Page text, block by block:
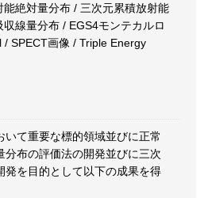
絶対量分布 / 三次元累積放射能
線量分布 / EGS4モンテカルロ
SPECT画像 / Triple Energy
て重要な標的領域並びに正常
分布の評価法の開発並びに三次
発を目的として以下の成果を得